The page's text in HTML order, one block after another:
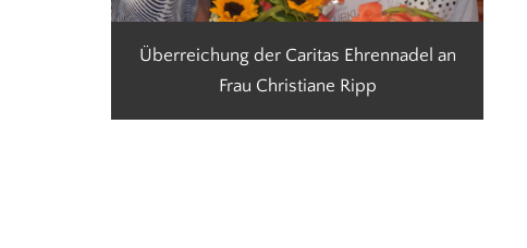
Überreichung der Caritas Ehrennadel an
Frau Christiane Ripp